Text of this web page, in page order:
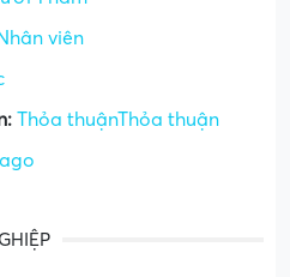
viên
Thỏa thuậnThỏa thuận